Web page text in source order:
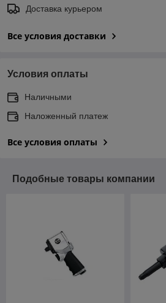
Доставка курьером
Все условия доставки
Условия оплаты
Наличными
Наложенный платеж
Все условия оплаты
Подобные товары компании